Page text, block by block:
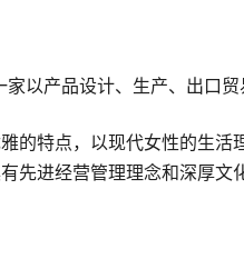
以产品设计、生产、出口
的特点，以现代女性的生
进经营管理理念和深厚